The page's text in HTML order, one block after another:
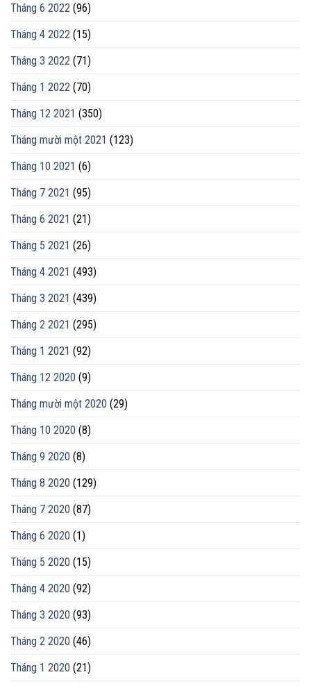
Tháng 6 2022 (96)
Tháng 4 2022 (15)
Tháng 3 2022 (71)
Tháng 1 2022 (70)
Tháng 12 2021 (350)
Tháng mười một 2021 (123)
Tháng 10 2021 (6)
Tháng 7 2021 (95)
Tháng 6 2021 (21)
Tháng 5 2021 (26)
Tháng 4 2021 (493)
Tháng 3 2021 (439)
Tháng 2 2021 (295)
Tháng 1 2021 (92)
Tháng 12 2020 (9)
Tháng mười một 2020 (29)
Tháng 10 2020 (8)
Tháng 9 2020 (8)
Tháng 8 2020 (129)
Tháng 7 2020 (87)
Tháng 6 2020 (1)
Tháng 5 2020 (15)
Tháng 4 2020 (92)
Tháng 3 2020 (93)
Tháng 2 2020 (46)
Tháng 1 2020 (21)